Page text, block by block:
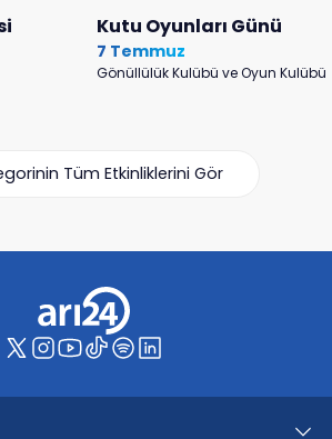
Kutu Oyunları Günü
7 Temmuz
Gönüllülük Kulübü ve Oyun Kulübü
Tüm Etkinliklerini Gör